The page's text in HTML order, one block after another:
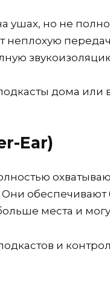
ушах, но не
неплохую
дома
Ear)
места и
и